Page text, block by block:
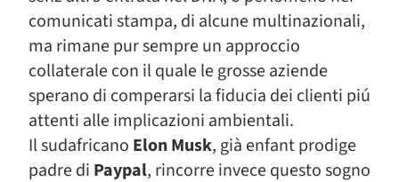
comunicati stampa, di alcune multinazionali,
ma rimane pur sempre un approccio
collaterale con il quale le grosse aziende
sperano di comperarsi la fiducia dei clienti piú
attenti alle implicazioni ambientali.
Il sudafricano Elon Musk, già enfant prodige
padre di Paypal, rincorre invece questo sogno